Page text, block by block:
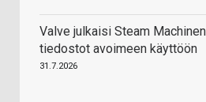
Valve julkaisi Steam
tiedostot avoimeen käyttöön
31.7.2026